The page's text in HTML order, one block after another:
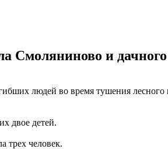
Смоляниново и
людей во время тушения
двое детей.
трех человек.